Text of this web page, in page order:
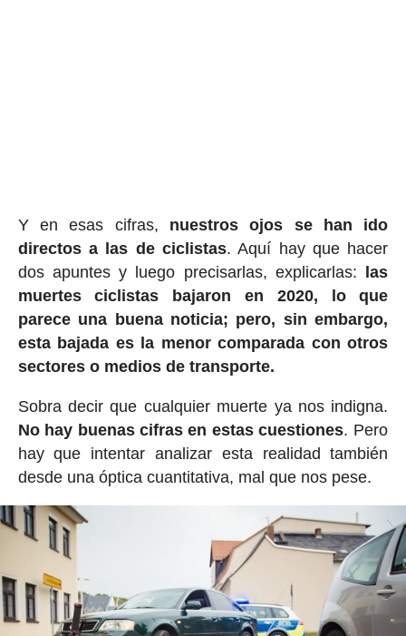
Y en esas cifras, nuestros ojos se han ido
directos a las de ciclistas. Aquí hay que hacer
dos apuntes y luego precisarlas, explicarlas:
las
muertes ciclistas bajaron en 2020, lo que
parece una buena noticia; pero, sin embargo,
esta bajada es la menor comparada con otros
sectores o medios de transporte.
Sobra decir que cualquier muerte ya nos indigna.
No hay buenas cifras en estas cuestiones. Pero
hay que intentar analizar esta realidad también
desde una óptica cuantitativa, mal que nos pese.